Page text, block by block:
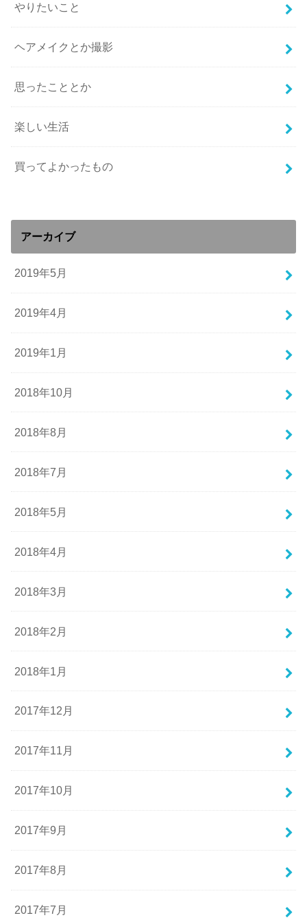
やりたいこと
ヘアメイクとか撮影
思ったこととか
楽しい生活
買ってよかったもの
アーカイブ
2019年5月
2019年4月
2019年1月
2018年10月
2018年8月
2018年7月
2018年5月
2018年4月
2018年3月
2018年2月
2018年1月
2017年12月
2017年11月
2017年10月
2017年9月
2017年8月
2017年7月